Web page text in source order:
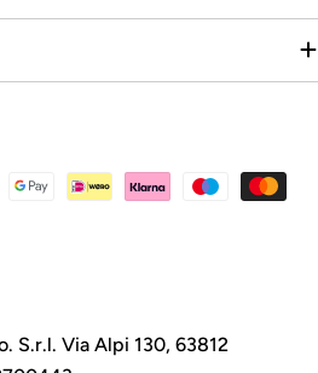
S.r.l. Via Alpi 130, 63812